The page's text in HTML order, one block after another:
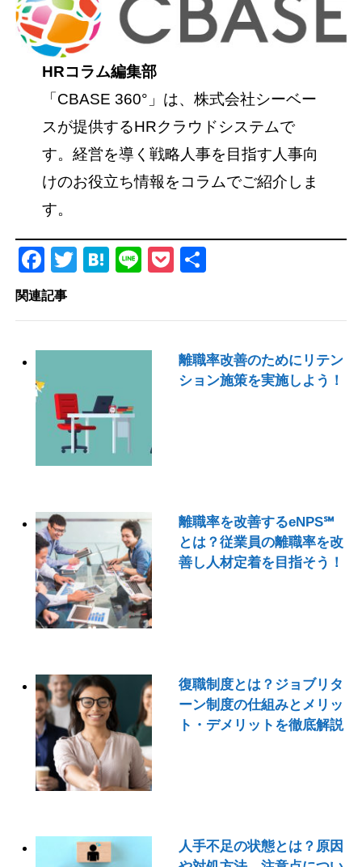
HRコラム編集部
「CBASE 360°」は、株式会社シーベー
スが提供するHRクラウドシステムで
す。経営を導く戦略人事を目指す人事向
けのお役立ち情報をコラムでご紹介しま
す。
Facebook
Twitter
Hatena
LinePocket
関連記事
離職率改善のためにリテン
ション施策を実施しよう！
離職率を改善するeNPS℠
とは？従業員の離職率を改
善し人材定着を目指そう！
復職制度とは？ジョブリタ
ーン制度の仕組みとメリッ
ト・デメリットを徹底解説
人手不足の状態とは？原因